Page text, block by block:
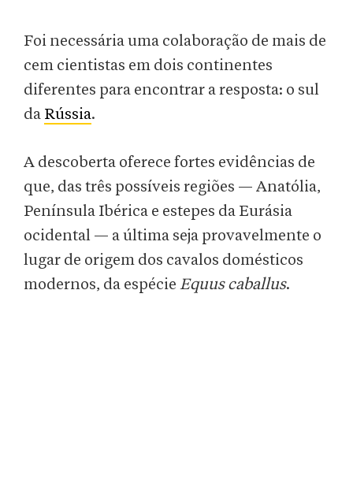
Foi necessária uma colaboração de mais de
cem cientistas em dois continentes
diferentes para encontrar a resposta: o sul
da Rússia.
A descoberta oferece fortes evidências de
que, das três possíveis regiões — Anatólia,
Península Ibérica e estepes da Eurásia
ocidental — a última seja provavelmente o
lugar de origem dos cavalos domésticos
modernos, da espécie Equus caballus.